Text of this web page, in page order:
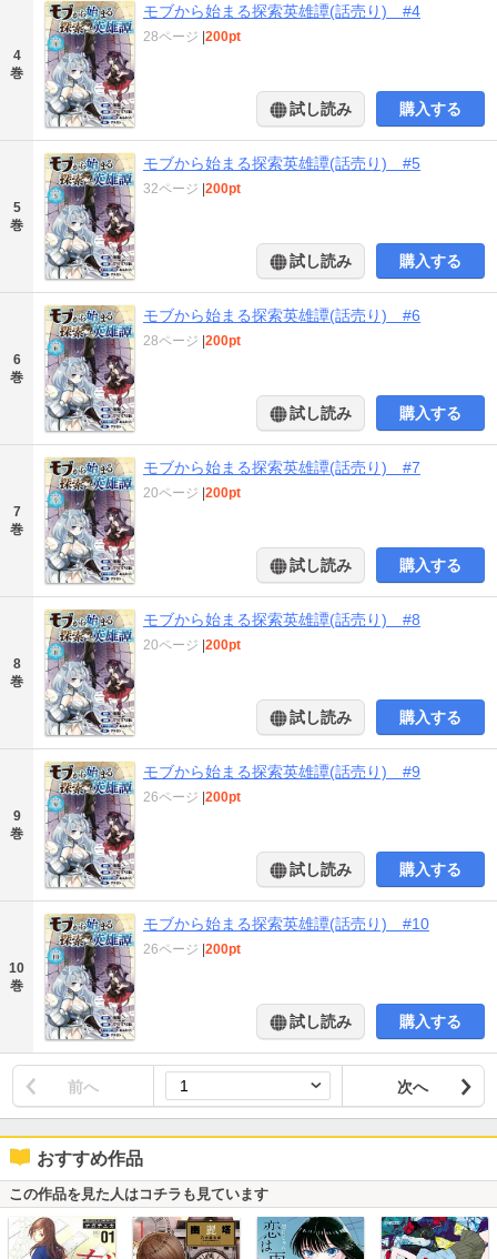
4
巻
モブから始まる探索英雄譚(話売り) #4
28ページ |200pt
試し読み 購入する
5
巻
モブから始まる探索英雄譚(話売り) #5
32ページ |200pt
試し読み 購入する
6
巻
モブから始まる探索英雄譚(話売り) #6
28ページ |200pt
試し読み 購入する
7
巻
モブから始まる探索英雄譚(話売り) #7
20ページ |200pt
試し読み 購入する
8
巻
モブから始まる探索英雄譚(話売り) #8
20ページ |200pt
試し読み 購入する
9
巻
モブから始まる探索英雄譚(話売り) #9
26ページ |200pt
試し読み 購入する
10
巻
モブから始まる探索英雄譚(話売り) #10
26ページ |200pt
試し読み 購入する
前へ 次へ
おすすめ作品
この作品を見た人はコチラも見ています